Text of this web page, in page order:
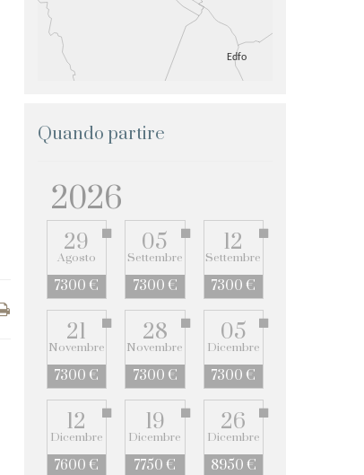
Quando partire
2026
29
Agosto
7300 €
05
Settembre
7300 €
12
Settembre
7300 €
21
Novembre
7300 €
28
Novembre
7300 €
05
Dicembre
7300 €
12
Dicembre
7600 €
19
Dicembre
7750 €
26
Dicembre
8950 €